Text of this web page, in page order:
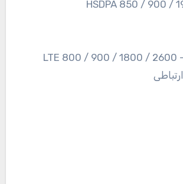
HSDPA 850 / 900 /
LTE 800 / 900 / 1800 / 2600